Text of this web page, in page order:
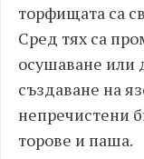
торфищата са
Сред тях са
осушаване или
създаване на
непречистени
торове и паша.